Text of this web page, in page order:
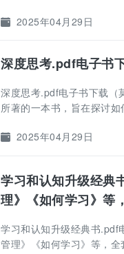
2025年04月29日
深度思考.pdf电子书
深度思考.pdf电子书下载（
所著的一本书，旨在探讨
2025年04月29日
学习和认知升级经典
理》《如何学习》等
学习和认知升级经典书.pdf
管理》《如何学习》等，